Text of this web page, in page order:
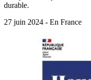
durable.
27 juin 2024 - En France